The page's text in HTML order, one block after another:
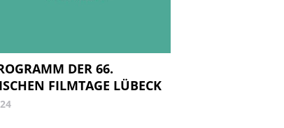
DER 66.
FILMTAGE LÜBECK